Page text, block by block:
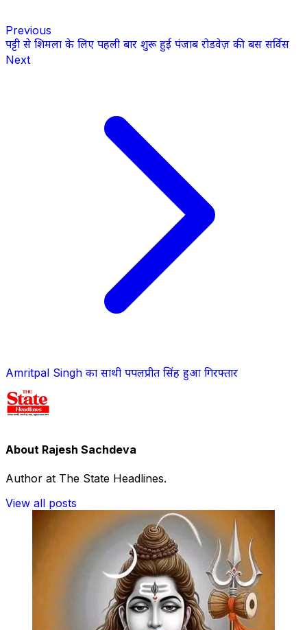
Previous
पट्टी से शिमला के लिए पहली बार शुरू हुई पंजाब रोडवेज़ की बस सर्विस
Next
Amritpal Singh का साथी पपलप्रीत सिंह हुआ गिरफ्तार
About Rajesh Sachdeva
Author at The State Headlines.
View all posts